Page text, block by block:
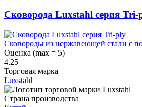
Сковорода Luxstahl серия Tri-
Сковороды из нержавеющей стали с
Оценка (max = 5)
4.25
Торговая марка
Luxstahl
Страна производства